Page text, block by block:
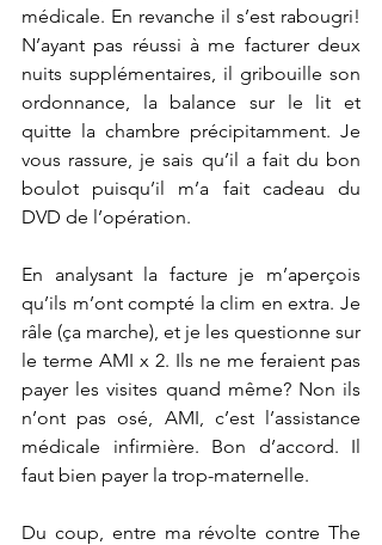
médicale. En revanche il s’est rabougri!
N’ayant pas réussi à me facturer deux
nuits supplémentaires, il gribouille son
ordonnance, la balance sur le lit et
quitte la chambre précipitamment. Je
vous rassure, je sais qu’il a fait du bon
boulot puisqu’il m’a fait cadeau du
DVD de l’opération.
En analysant la facture je m’aperçois
qu’ils m’ont compté la clim en extra. Je
râle (ça marche), et je les questionne sur
le terme AMI x 2. Ils ne me feraient pas
payer les visites quand même? Non ils
n’ont pas osé, AMI, c’est l’assistance
médicale infirmière. Bon d’accord. Il
faut bien payer la trop-maternelle.
Du coup, entre ma révolte contre The